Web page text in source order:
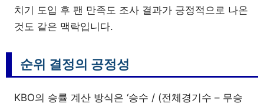
치기 도입 후 팬 만족도 조사 결과가 긍정적으로 나온
것도 같은 맥락입니다.
순위 결정의 공정성
KBO의 승률 계산 방식은 ‘승수 / (전체경기수 – 무승